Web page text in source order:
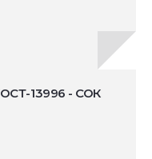
13996 - СОК